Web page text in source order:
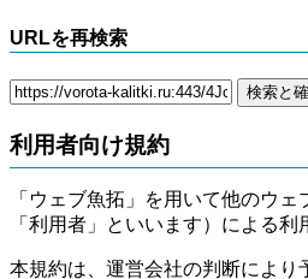
URLを再検索
利用者向け規約
「ウェブ魚拓」を用いて他のウ
「利用者」といいます）による
本規約は、運営会社の判断により